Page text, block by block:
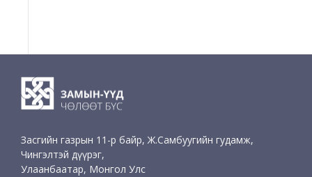
Засгийн газрын 11-р байр, Ж.Самбуугийн гудамж,
Чингэлтэй дүүрэг,
Улаанбаатар, Монгол Улс